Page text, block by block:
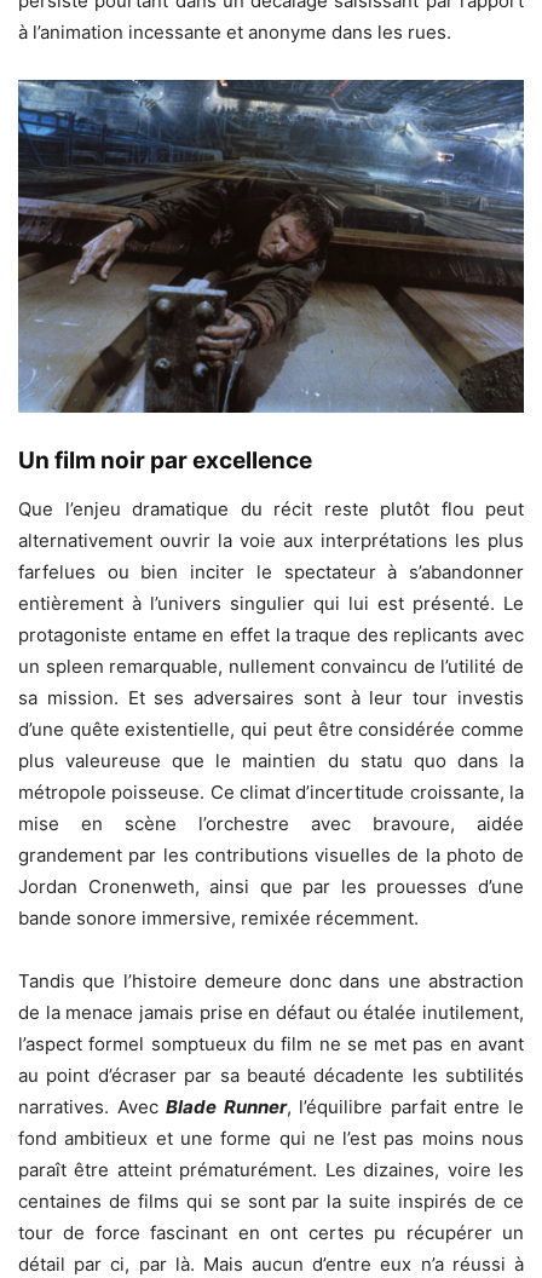
à l’animation incessante et anonyme dans les rues.
Un film noir par excellence
Que l’enjeu dramatique du récit reste plutôt flou peut
alternativement ouvrir la voie aux interprétations les plus
farfelues ou bien inciter le spectateur à s’abandonner
entièrement à l’univers singulier qui lui est présenté. Le
protagoniste entame en effet la traque des replicants avec
un spleen remarquable, nullement convaincu de l’utilité de
sa mission. Et ses adversaires sont à leur tour investis
d’une quête existentielle, qui peut être considérée comme
plus valeureuse que le maintien du statu quo dans la
métropole poisseuse. Ce climat d’incertitude croissante, la
mise en scène l’orchestre avec bravoure, aidée
grandement par les contributions visuelles de la photo de
Jordan Cronenweth, ainsi que par les prouesses d’une
bande sonore immersive, remixée récemment.
Tandis que l’histoire demeure donc dans une abstraction
de la menace jamais prise en défaut ou étalée inutilement,
l’aspect formel somptueux du film ne se met pas en avant
au point d’écraser par sa beauté décadente les subtilités
narratives. AvecBlade Runner, l’équilibre parfait entre le
fond ambitieux et une forme qui ne l’est pas moins nous
paraît être atteint prématurément. Les dizaines, voire les
centaines de films qui se sont par la suite inspirés de ce
tour de force fascinant en ont certes pu récupérer un
détail par ci, par là. Mais aucun d’entre eux n’a réussi à